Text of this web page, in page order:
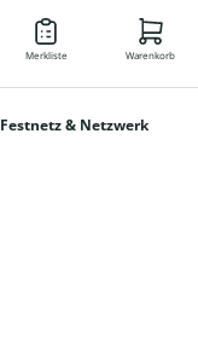
DE
Merkliste Warenkorb
Festnetz & Netzwerk